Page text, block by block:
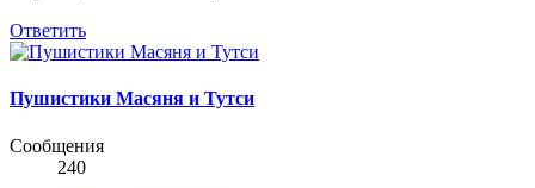
Ответить
Пушистики Масяня и Тутси
Сообщения
240